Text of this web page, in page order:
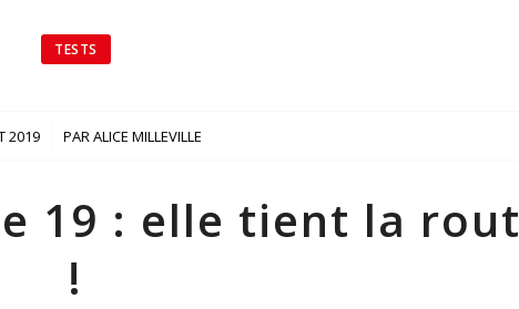
TESTS
2019 PARALICE MILLEVILLE
19 : elle tient la
!